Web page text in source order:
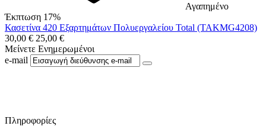
Αγαπημένο
Έκπτωση 17%
Κασετίνα 420 Εξαρτημάτων Πολυεργαλείου Total (TAKMG4208)
30,00 € 25,00 €
Μείνετε Ενημερωμένοι
e-mail
Πληροφορίες